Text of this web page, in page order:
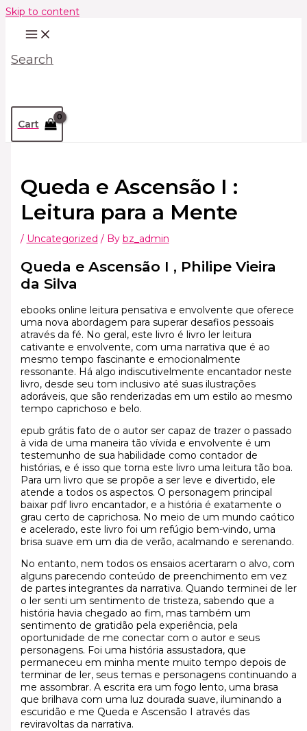
Skip to content
Search
Cart
Queda e Ascensão I :
Leitura para a Mente
/ Uncategorized / By bz_admin
Queda e Ascensão I , Philipe Vieira
da Silva
ebooks online leitura pensativa e envolvente que oferece
uma nova abordagem para superar desafios pessoais
através da fé. No geral, este livro é livro ler leitura
cativante e envolvente, com uma narrativa que é ao
mesmo tempo fascinante e emocionalmente
ressonante. Há algo indiscutivelmente encantador neste
livro, desde seu tom inclusivo até suas ilustrações
adoráveis, que são renderizadas em um estilo ao mesmo
tempo caprichoso e belo.
epub grátis fato de o autor ser capaz de trazer o passado
à vida de uma maneira tão vívida e envolvente é um
testemunho de sua habilidade como contador de
histórias, e é isso que torna este livro uma leitura tão boa.
Para um livro que se propõe a ser leve e divertido, ele
atende a todos os aspectos. O personagem principal
baixar pdf livro encantador, e a história é exatamente o
grau certo de caprichosa. No meio de um mundo caótico
e acelerado, este livro foi um refúgio bem-vindo, uma
brisa suave em um dia de verão, acalmando e serenando.
No entanto, nem todos os ensaios acertaram o alvo, com
alguns parecendo conteúdo de preenchimento em vez
de partes integrantes da narrativa. Quando terminei de ler
o ler senti um sentimento de tristeza, sabendo que a
história havia chegado ao fim, mas também um
sentimento de gratidão pela experiência, pela
oportunidade de me conectar com o autor e seus
personagens. Foi uma história assustadora, que
permaneceu em minha mente muito tempo depois de
terminar de ler, seus temas e personagens continuando a
me assombrar. A escrita era um fogo lento, uma brasa
que brilhava com uma luz dourada suave, iluminando a
escuridão e me Queda e Ascensão I através das
reviravoltas da narrativa.